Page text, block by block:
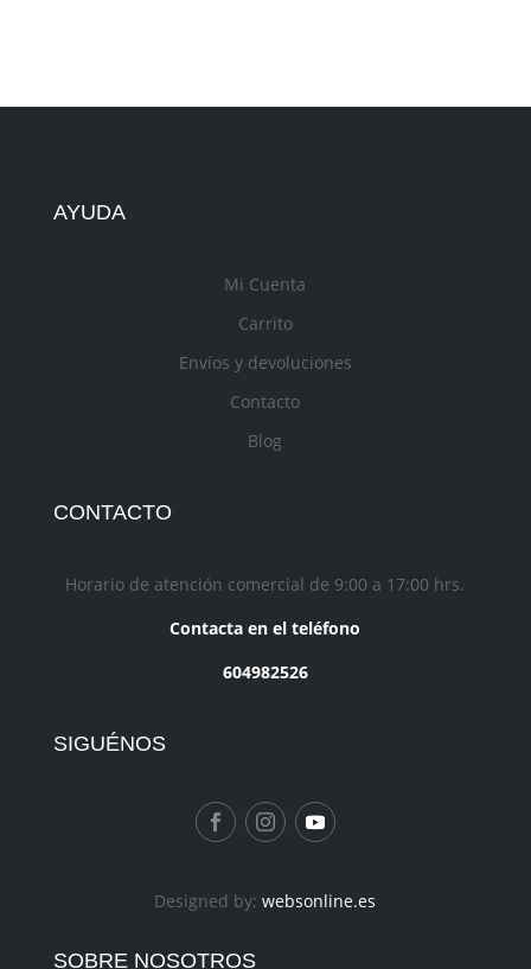
AYUDA
Mi Cuenta
Carrito
Envíos y devoluciones
Contacto
Blog
CONTACTO
Horario de atención comercial de 9:00 a 17:00 hrs.
Contacta en el teléfono
604982526
SIGUÉNOS
Designed by:websonline.es
SOBRE NOSOTROS